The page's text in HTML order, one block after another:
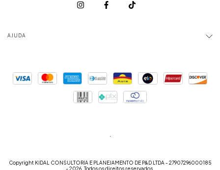
AJUDA
Copyright KIDAL CONSULTORIA E PLANEJAMENTO DE P&D LTDA - 27907296000185
- 2026. Todos os direitos reservados.